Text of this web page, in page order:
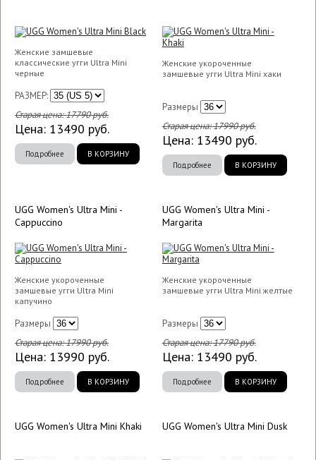
Женские замшевые
классические угги Ultra Mini
черные
РАЗМЕР:
Старая цена:17790руб.
Цена: 13490 руб.
Подробнее В КОРЗИНУ
Женские укороченные
замшевые угги Ultra Mini хаки
Размеры
Старая цена:17990руб.
Цена: 13490 руб.
Подробнее В КОРЗИНУ
UGG Women's Ultra Mini -
Cappuccino
Женские укороченные
замшевые угги Ultra Mini
капучино
Размеры
Старая цена:17990руб.
Цена: 13990 руб.
Подробнее В КОРЗИНУ
UGG Women's Ultra Mini -
Margarita
Женские укороченные
замшевые угги Ultra Mini желтые
Размеры
Старая цена:17790руб.
Цена: 13490 руб.
Подробнее В КОРЗИНУ
UGG Women's Ultra Mini Khaki UGG Women's Ultra Mini Dusk